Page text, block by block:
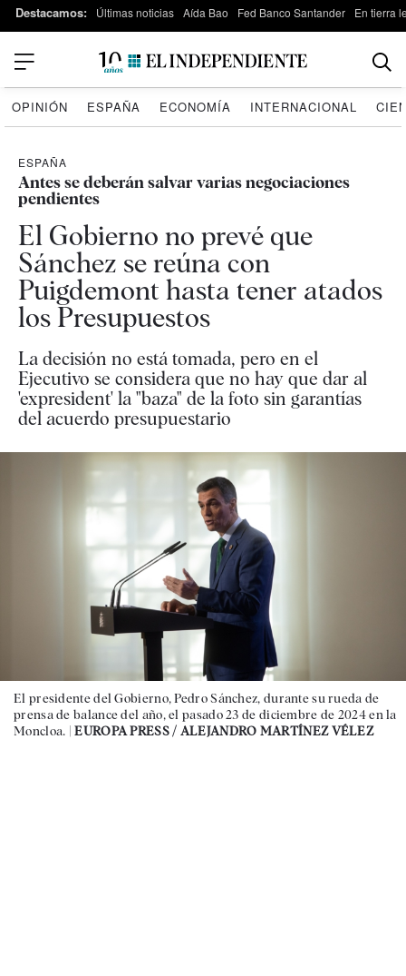
Destacamos: Últimas noticias Aída Bao Fed Banco Santander En tierra
OPINIÓN ESPAÑA ECONOMÍA INTERNACIONAL
ESPAÑA
Antes se deberán salvar varias negociaciones
pendientes
El Gobierno no prevé que
Sánchez se reúna con
Puigdemont hasta tener atados
los Presupuestos
La decisión no está tomada, pero en el
Ejecutivo se considera que no hay que dar al
'expresident' la "baza" de la foto sin garantías
del acuerdo presupuestario
El presidente del Gobierno, Pedro Sánchez, durante su rueda de
prensa de balance del año, el pasado 23 de diciembre de 2024 en la
Moncloa. |EUROPA PRESS / ALEJANDRO MARTÍNEZ VÉLEZ